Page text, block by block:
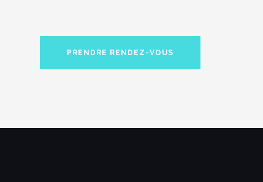
PRENDRE RENDEZ-VOUS